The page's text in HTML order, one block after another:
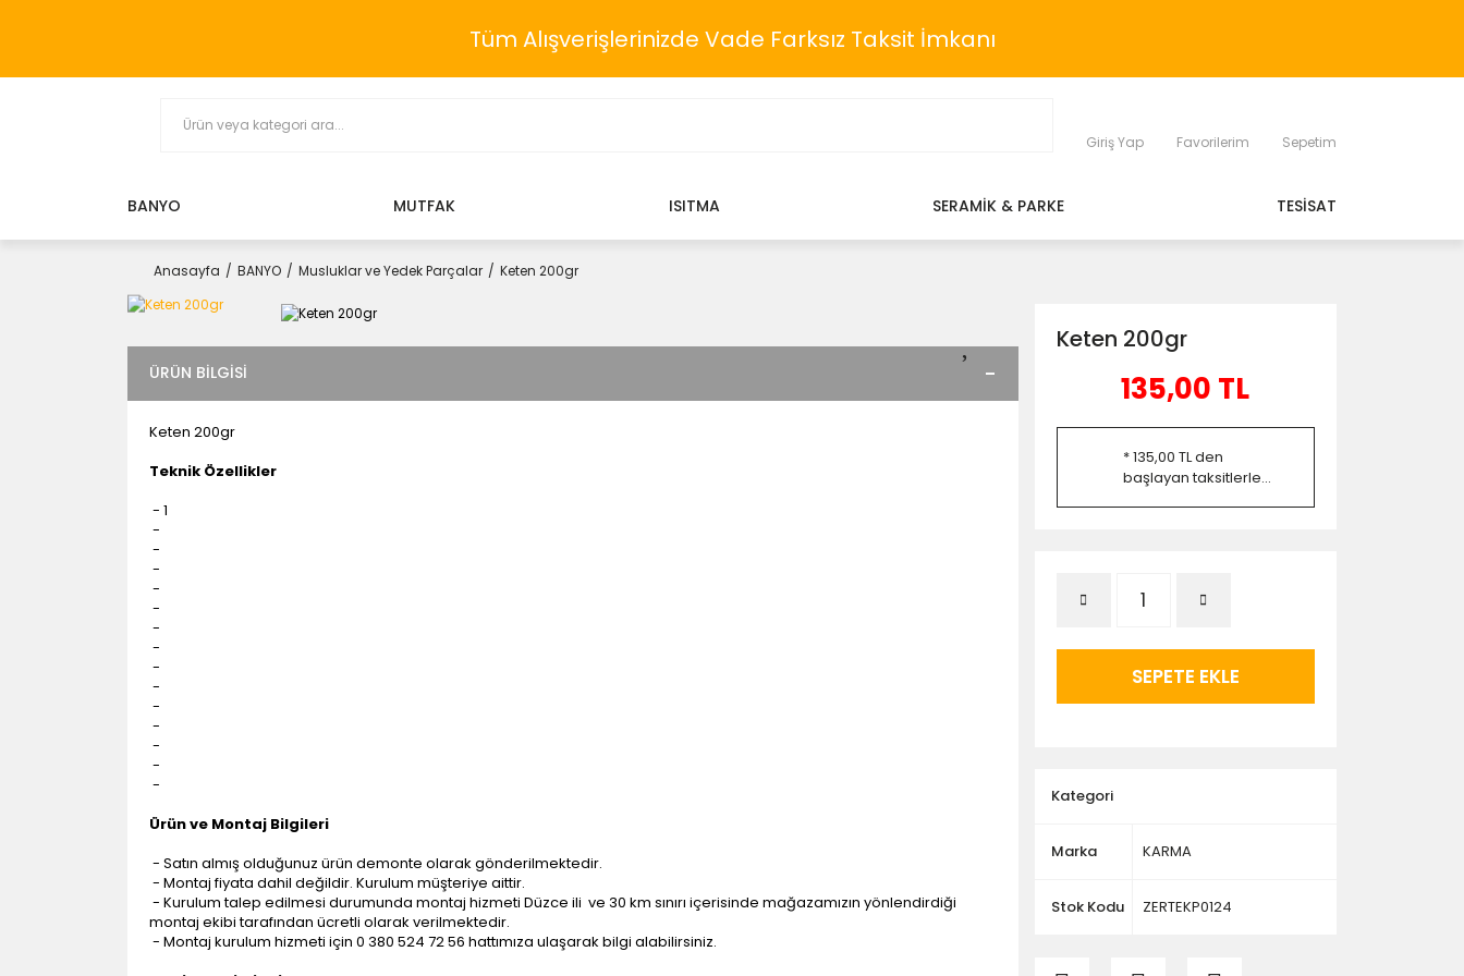
Tüm Alışverişlerinizde Vade Farksız Taksit İmkanı
Giriş Yap Favorilerim Sepetim
BANYO MUTFAK ISITMA SERAMİK & PARKE TESİSAT
Anasayfa BANYO Musluklar ve Yedek Parçalar Keten 200gr
ÜRÜN BILGISI
Keten 200gr
Teknik Özellikler
- 1
-
-
-
-
-
-
-
-
-
-
-
-
-
-
Ürün ve Montaj Bilgileri
- Satın almış olduğunuz ürün demonte olarak gönderilmektedir.
- Montaj fiyata dahil değildir. Kurulum müşteriye aittir.
- Kurulum talep edilmesi durumunda montaj hizmeti Düzce ili ve 30 km sınırı içerisinde mağazamızın yönlendirdiği
montaj ekibi tarafından ücretli olarak verilmektedir.
- Montaj kurulum hizmeti için 0 380 524 72 56 hattımıza ulaşarak bilgi alabilirsiniz.
Keten 200gr
135,00 TL
* 135,00 TL den
başlayan taksitlerle...
SEPETE EKLE
Kategori
Marka KARMA
Stok Kodu ZERTEKP0124